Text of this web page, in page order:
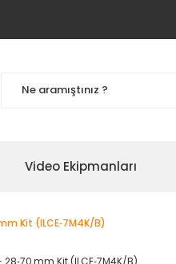
Video Ekipmanları
Kit (ILCE‑7M4K/B)